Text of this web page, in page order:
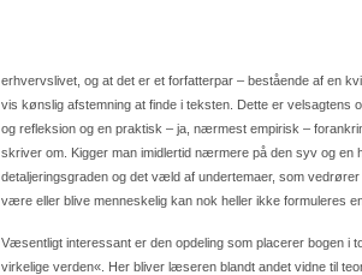
erhvervslivet, og at det er et forfatterpar – bestående af en
vis kønslig afstemning at finde i teksten. Dette er velsagtens
og refleksion og en praktisk – ja, nærmest empirisk –
skriver om. Kigger man imidlertid nærmere på den syv og en
detaljeringsgraden og det væld af undertemaer, som
være eller blive menneskelig kan nok heller ikke formuleres
Væsentligt interessant er den opdeling som placerer bogen
virkelige verden«. Her bliver læseren blandt andet vidne til